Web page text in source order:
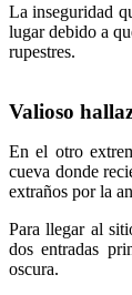
La inseguridad
lugar debido a
rupestres.
Valioso
En el otro
cueva donde
extraños por la
Para llegar al
dos entradas
oscura.